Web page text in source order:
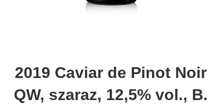
2019 Caviar de Pinot Noir
QW, szaraz, 12,5% vol., B.